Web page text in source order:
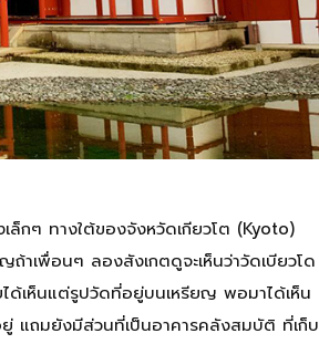
ล็กๆ ทางใต้ของจังหวัดเกียวโต (Kyoto)
าเพื่อนๆ ลองสังเกตดูจะเห็นว่าวัดเบียวโด
ได้เห็นแต่รูปวัดที่อยู่บนเหรียญ พอมาได้เห็น
แถมยังมีส่วนที่เป็นอาคารคลังสมบัติ ที่เก็บ